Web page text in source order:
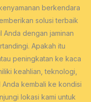
berkendara
solusi terbaik
Anda dengan jaminan
Apakah itu
peningkatan ke kaca
keahlian, teknologi,
Anda kembali ke kondisi
lokasi kami untuk